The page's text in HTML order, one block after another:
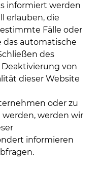
informiert werden
erlauben, die
Fälle oder
das automatische
des
Deaktivierung von
dieser Website
oder zu
werden wir
informieren